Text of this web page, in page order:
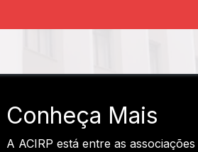
Conheça Mais
A ACIRP está entre as